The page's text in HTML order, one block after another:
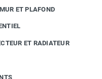
ET PLAFOND
ET RADIATEUR